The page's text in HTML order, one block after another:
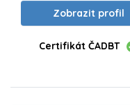
Zobrazit profil
Certifikát ČADBT